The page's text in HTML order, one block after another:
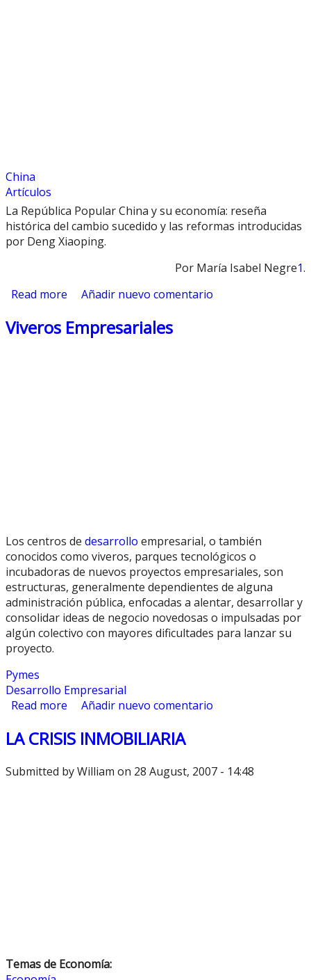
China
Artículos
La República Popular China y su economía: reseña
histórica del cambio sucedido y las reformas introducidas
por Deng Xiaoping.
Por María Isabel Negre1.
Read more about La República Popular China y su
sucedido y las reformas introducidas por Deng
Xiaoping
Añadir nuevo comentario
Viveros Empresariales
Los centros de desarrollo empresarial, o también
conocidos como viveros, parques tecnológicos o
incubadoras de nuevos proyectos empresariales, son
estructuras, generalmente dependientes de alguna
administración pública, enfocadas a alentar, desarrollar y
consolidar ideas de negocio novedosas o impulsadas por
algún colectivo con mayores dificultades para lanzar su
proyecto.
Pymes
Desarrollo Empresarial
Read more about Viveros Empresariales
Añadir nuevo comentario
LA CRISIS INMOBILIARIA
Submitted byWilliam on 28 August, 2007 - 14:48
Temas de Economía: